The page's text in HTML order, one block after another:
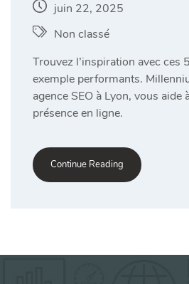
juin 22, 2025
Non classé
Trouvez l’inspiration avec ces
exemple performants.
agence SEO à Lyon, vous aide
présence en ligne.
Continue Reading